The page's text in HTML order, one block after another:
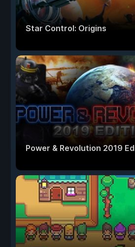
Star Control: Origins
Power & Revolution 2019